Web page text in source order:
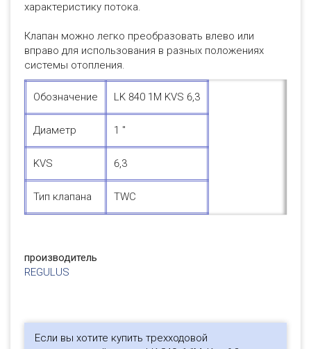
характеристику потока.
Клапан можно легко преобразовать влево или
вправо для использования в разных положениях
системы отопления.
Обозначение LK 840 1M KVS 6,3
Диаметр 1 "
KVS 6,3
Тип клапана TWC
производитель
REGULUS
Если вы хотите купить трехходовой